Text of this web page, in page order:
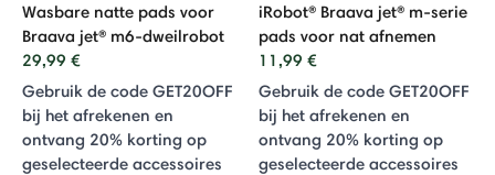
Wasbare natte pads voor
Braava jet® m6-dweilrobot
29,99 €
Gebruik de code GET20OFF
bij het afrekenen en
ontvang 20% ​​korting op
geselecteerde accessoires
iRobot® Braava jet® m-serie
pads voor nat afnemen
11,99 €
Gebruik de code GET20OFF
bij het afrekenen en
ontvang 20% ​​korting op
geselecteerde accessoires